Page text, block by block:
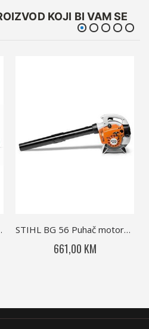
KOJI BI VAM SE
baterijom STIHL BG 56 Puhač motorni za lišće
661,00 KM